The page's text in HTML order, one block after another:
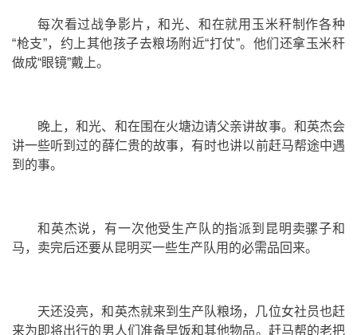
每次看过战争影片，和光、和在就用玉米秆制作各种
“枪支”，约上其他孩子去粮场附近“打仗”。他们还拿玉米秆
做成“眼镜”戴上。
晚上，和光、和在围在火塘边请父亲讲故事。和英杰会
讲一些听到过的薛仁贵的故事，有时也讲以前赶马帮途中遇
到的事。
和英杰说，有一次他受生产队的指派到昆明卖骡子和
马，卖完后还要从昆明买一些生产队用的必需品回来。
天还没亮，和英杰就来到生产队粮场，几位女社员也赶
来为即将出行的男人们准备早饭和其他物品。赶马帮的老把